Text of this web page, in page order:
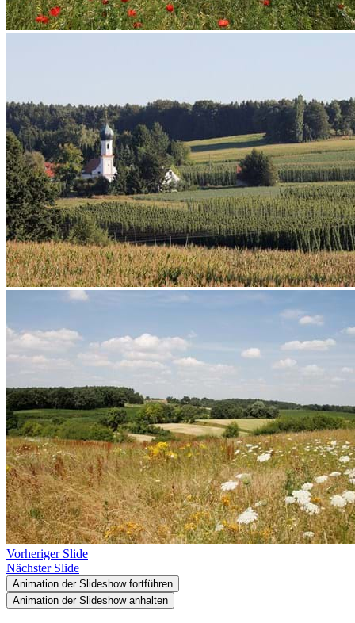
Vorheriger Slide
Nächster Slide
Animation der Slideshow fortführen
Animation der Slideshow anhalten